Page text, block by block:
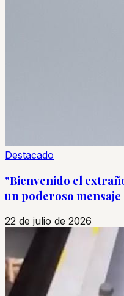
Destacado
"Bienvenido el
un poderoso
22 de julio de 2026